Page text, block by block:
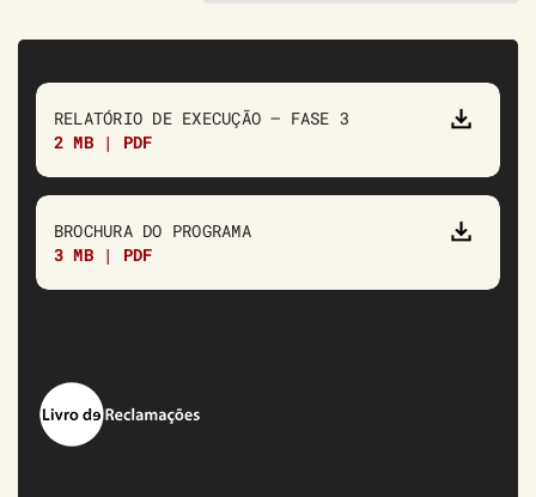
RELATÓRIO DE EXECUÇÃO – FASE 3
2 MB | PDF
BROCHURA DO PROGRAMA
3 MB | PDF